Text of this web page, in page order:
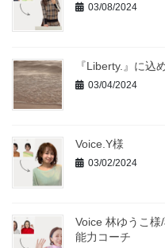
03/08/2024
『Liberty.』に込
03/04/2024
Voice.Y様
03/02/2024
Voice 林ゆうこ
能力コーチ